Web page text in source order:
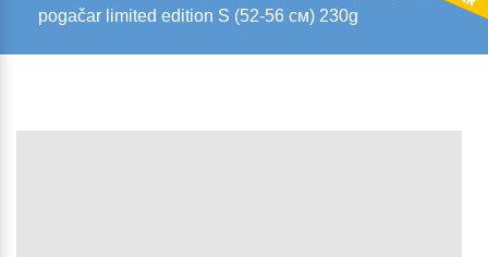
pogačar limited edition S (52-56 см) 230g